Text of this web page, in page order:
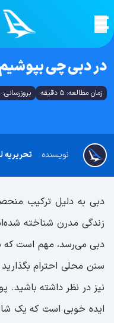
در دبی چی بپوشیم
زمان مطالعه: 5 دقیقه بروزرسانی: 1402/10/26
تحریریه نویسنده
دبی به دلیل ترکیب
زندگی مدرن شناخته
دبی می‌رسد، مهم است که
سنن محلی احترام
نیز در نظر داشته
ایده خوبی است که یک